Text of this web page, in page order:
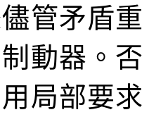
管矛盾
動器。
局部要